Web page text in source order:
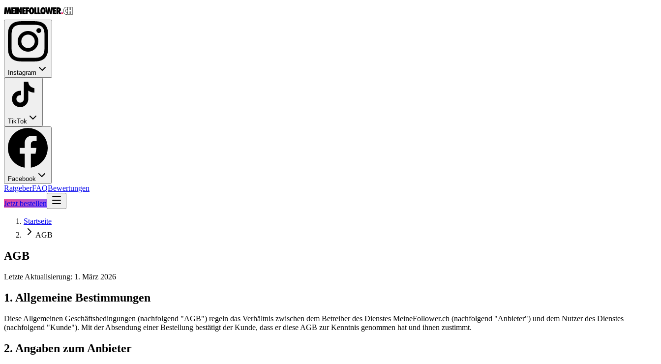
Instagram
TikTok
Facebook
RatgeberFAQBewertungen
Jetzt bestellen
Startseite
AGB
AGB
Letzte Aktualisierung: 1. März 2026
1. Allgemeine Bestimmungen
Diese Allgemeinen Geschäftsbedingungen (nachfolgend "AGB") regeln das Verhältnis zwischen dem Betreiber des Dienstes MeineFollower.ch (nachfolgend "Anbieter") und dem Nutzer des Dienstes
(nachfolgend "Kunde"). Mit der Absendung einer Bestellung bestätigt der Kunde, dass er diese AGB zur Kenntnis genommen hat und ihnen zustimmt.
2. Angaben zum Anbieter